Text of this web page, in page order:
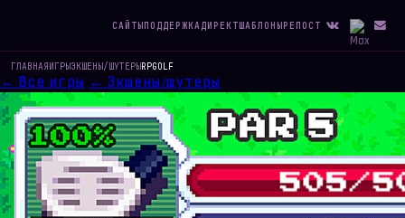
САЙТЫПОДДЕРЖКА ДИРЕКТШАБЛОНЫРЕПОСТ
ГЛАВНАЯИГРЫЭКШЕНЫ/ШУТЕРЫRPGOLF
← Все игры ← Экшены/шутеры